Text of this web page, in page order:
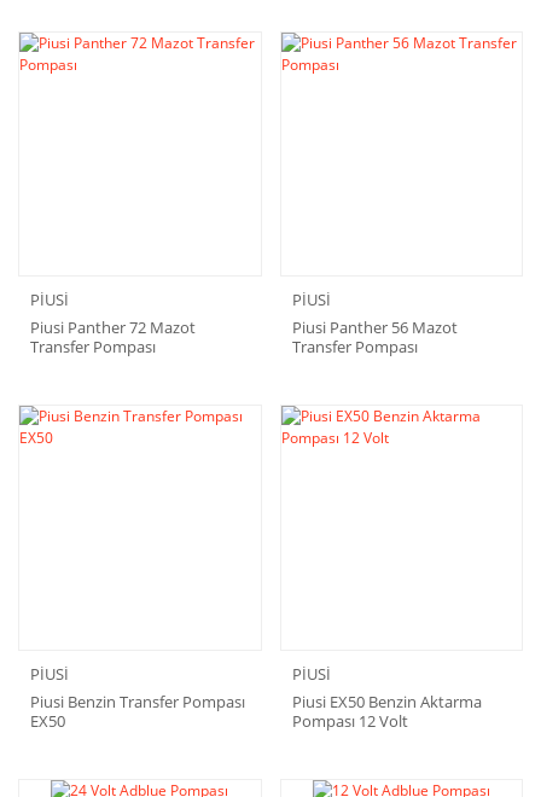
PİUSİ
Piusi Panther 72 Mazot
Transfer Pompası
PİUSİ
Piusi Panther 56 Mazot
Transfer Pompası
PİUSİ
Piusi Benzin Transfer Pompası
EX50
PİUSİ
Piusi EX50 Benzin Aktarma
Pompası 12 Volt